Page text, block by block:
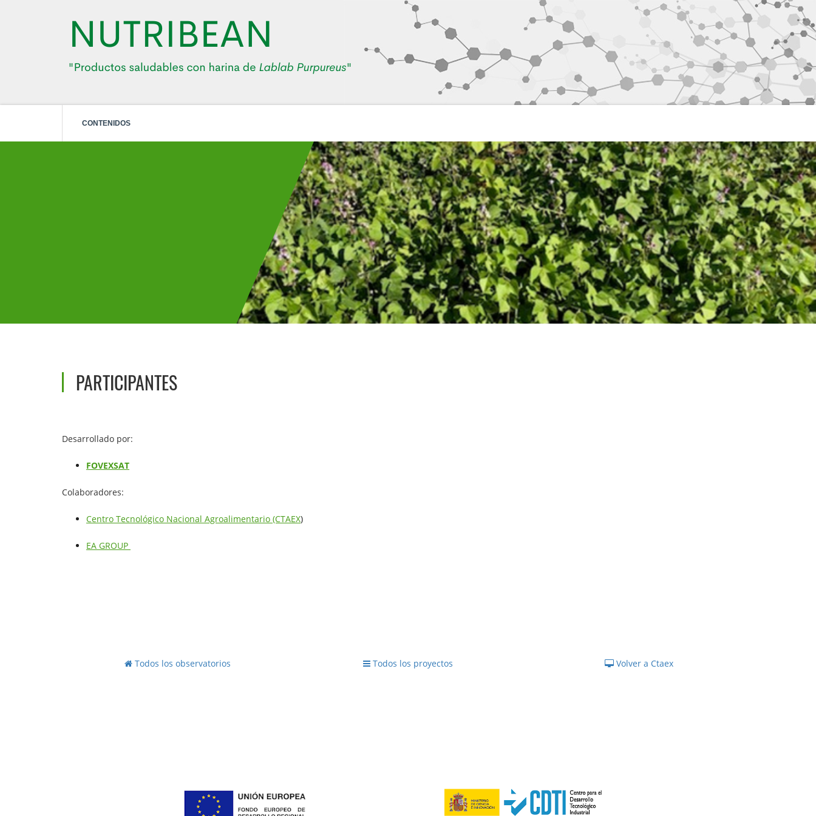
CONTENIDOS
PARTICIPANTES
Desarrollado por:
FOVEXSAT
Colaboradores:
Centro Tecnológico Nacional Agroalimentario (CTAEX)
EA GROUP
Todos los observatorios Todos los proyectos Volver a Ctaex